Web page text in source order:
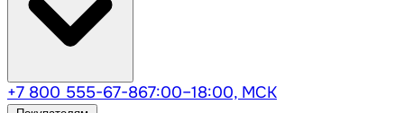
+7 800 555-67-867:00–18:00, МСК